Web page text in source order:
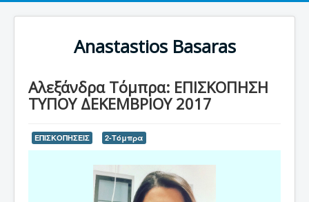
Anastastios Basaras
Αλεξάνδρα Τόμπρα: ΕΠΙΣΚΟΠΗΣΗ
ΤΥΠΟΥ ΔΕΚΕΜΒΡΙΟΥ 2017
ΕΠΙΣΚΟΠΗΣΕΙΣ 2-Τόμπρα